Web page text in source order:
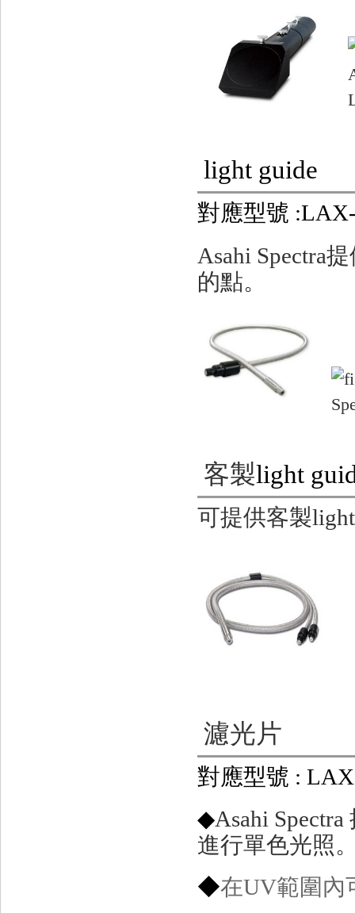
light guide
對應型號
Asahi Spectra提
的點。
客製light
可提供客製
濾光片
對應型號 :
◆Asahi
進行單色光照
◆在UV範圍內